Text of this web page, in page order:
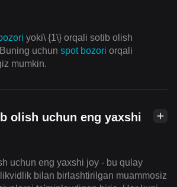
yoki\ {1\} orqali sotib olish
uchun spot bozori orqali
mumkin.
olish uchun eng yaxshi
uchun eng yaxshi joy - bu qulay
bilan birlashtirilgan muammosiz